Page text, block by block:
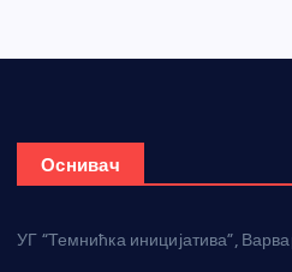
Оснивач
УГ “Темнићка иницијатива”,